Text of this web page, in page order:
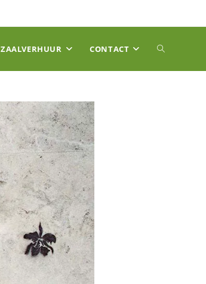
ZAALVERHUUR CONTACT TOGGLE